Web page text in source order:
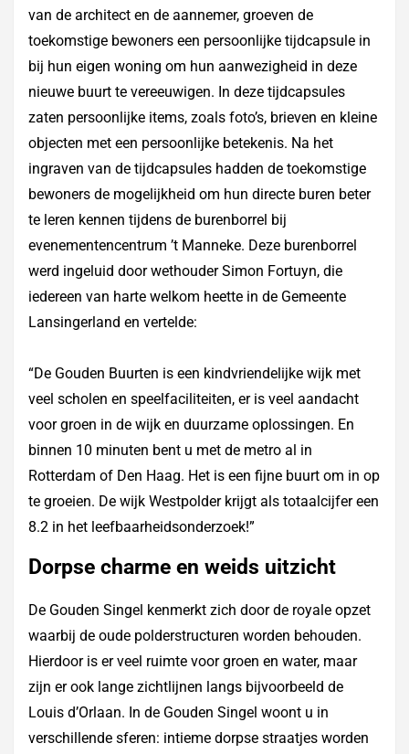
van de architect en de aannemer, groeven de
toekomstige bewoners een persoonlijke tijdcapsule in
bij hun eigen woning om hun aanwezigheid in deze
nieuwe buurt te vereeuwigen. In deze tijdcapsules
zaten persoonlijke items, zoals foto’s, brieven en kleine
objecten met een persoonlijke betekenis. Na het
ingraven van de tijdcapsules hadden de toekomstige
bewoners de mogelijkheid om hun directe buren beter
te leren kennen tijdens de burenborrel bij
evenementencentrum ’t Manneke. Deze burenborrel
werd ingeluid door wethouder Simon Fortuyn, die
iedereen van harte welkom heette in de Gemeente
Lansingerland en vertelde:
“De Gouden Buurten is een kindvriendelijke wijk met
veel scholen en speelfaciliteiten, er is veel aandacht
voor groen in de wijk en duurzame oplossingen. En
binnen 10 minuten bent u met de metro al in
Rotterdam of Den Haag. Het is een fijne buurt om in op
te groeien. De wijk Westpolder krijgt als totaalcijfer een
8.2 in het leefbaarheidsonderzoek!”
Dorpse charme en weids uitzicht
De Gouden Singel kenmerkt zich door de royale opzet
waarbij de oude polderstructuren worden behouden.
Hierdoor is er veel ruimte voor groen en water, maar
zijn er ook lange zichtlijnen langs bijvoorbeeld de
Louis d’Orlaan. In de Gouden Singel woont u in
verschillende sferen: intieme dorpse straatjes worden